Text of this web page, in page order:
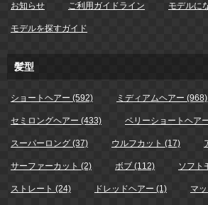
お知らせ ご利用ガイドライン モデルに
モデルを探すガイド
髪型
ショートヘアー (592) ミディアムヘアー (968)
セミロングヘアー (433) ベリーショートヘア
スーパーロング (37) ウルフカット (17)
サーファーカット (2) ボブ (112) ソフト
ストレート (24) ドレッドヘアー (1) マ